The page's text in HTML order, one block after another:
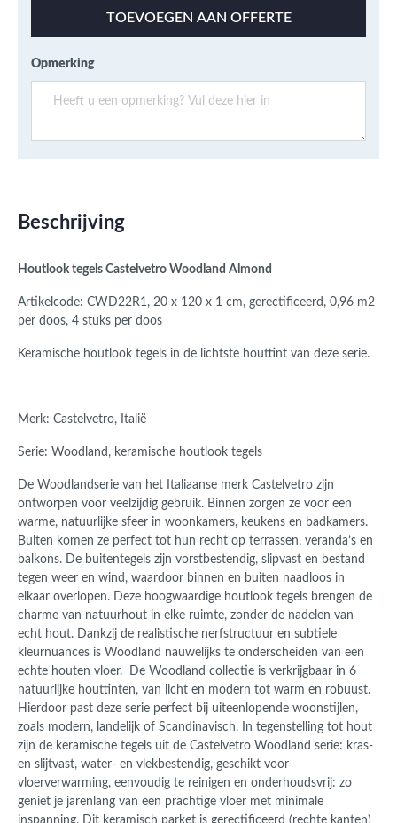
TOEVOEGEN AAN OFFERTE
Opmerking
Beschrijving
Houtlook tegels Castelvetro Woodland Almond
Artikelcode: CWD22R1, 20 x 120 x 1 cm, gerectificeerd, 0,96 m2
per doos, 4 stuks per doos
Keramische houtlook tegels in de lichtste houttint van deze serie.
Merk: Castelvetro, Italië
Serie: Woodland, keramische houtlook tegels
De Woodlandserie van het Italiaanse merk Castelvetro zijn
ontworpen voor veelzijdig gebruik. Binnen zorgen ze voor een
warme, natuurlijke sfeer in woonkamers, keukens en badkamers.
Buiten komen ze perfect tot hun recht op terrassen, veranda’s en
balkons. De buitentegels zijn vorstbestendig, slipvast en bestand
tegen weer en wind, waardoor binnen en buiten naadloos in
elkaar overlopen. Deze hoogwaardige houtlook tegels brengen de
charme van natuurhout in elke ruimte, zonder de nadelen van
echt hout. Dankzij de realistische nerfstructuur en subtiele
kleurnuances is Woodland nauwelijks te onderscheiden van een
echte houten vloer. De Woodland collectie is verkrijgbaar in 6
natuurlijke houttinten, van licht en modern tot warm en robuust.
Hierdoor past deze serie perfect bij uiteenlopende woonstijlen,
zoals modern, landelijk of Scandinavisch.
In tegenstelling tot hout
zijn de keramische tegels uit de Castelvetro Woodland serie: kras-
en slijtvast, water- en vlekbestendig, geschikt voor
vloerverwarming, eenvoudig te reinigen en onderhoudsvrij: zo
geniet je jarenlang van een prachtige vloer met minimale